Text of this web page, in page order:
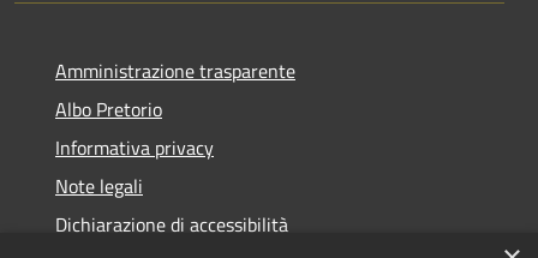
Amministrazione trasparente
Albo Pretorio
Informativa privacy
Note legali
Dichiarazione di accessibilità